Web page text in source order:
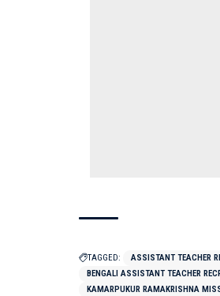
TAGGED:
ASSISTANT TEACHER
BENGALI ASSISTANT TEACHER
KAMARPUKUR RAMAKRISHNA